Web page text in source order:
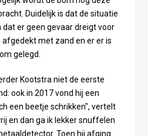
Duidelijk is dat de situatie
er geen gevaar dreigt voor
afgedekt met zand en er er is
gelegd.
Kootstra niet de eerste
ook in 2017 vond hij een
een beetje schrikken", vertelt
en dan ga ik lekker snuffelen
Toen hij afging